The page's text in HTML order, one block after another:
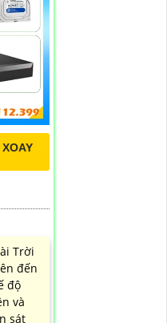
Trời
đến
độ
và
sát